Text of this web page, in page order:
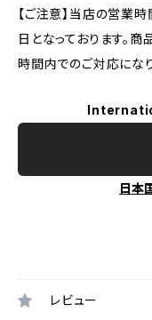
【ご注意】当店の営業
日となっております。
時間内でのご対応にな
日本
レビュー